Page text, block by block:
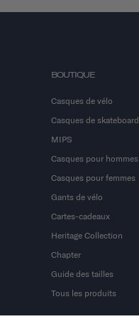
BOUTIQUE
Casques de vélo
Casques de skateboard
MIPS
Casques pour hommes
Casques pour femmes
Gants de vélo
Cartes-cadeaux
Heritage Collection
Chapter
Guide des tailles
Tous les produits